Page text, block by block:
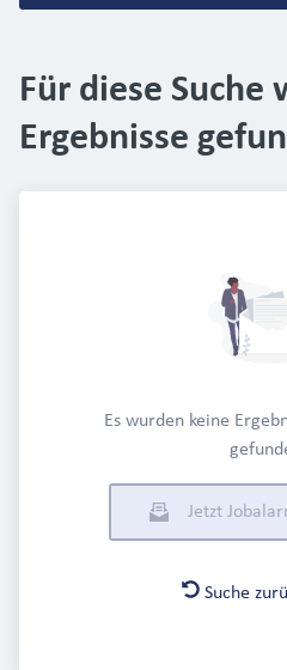
Für diese Suche
Ergebnisse
Es wurden keine
Jetzt
Suche